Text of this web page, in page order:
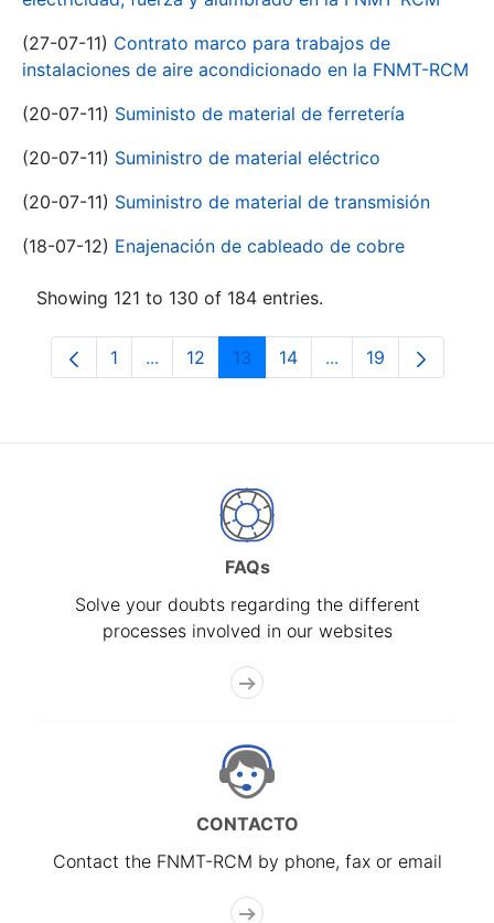
(27-07-11) Contrato marco para trabajos de
instalaciones de aire acondicionado en la FNMT-RCM
(20-07-11) Suministo de material de ferretería
(20-07-11) Suministro de material eléctrico
(20-07-11) Suministro de material de transmisión
(18-07-12) Enajenación de cableado de cobre
Showing 121 to 130 of 184 entries.
Page
1 ...Intermediate Pages Use TAB to navigate.
Page
12 Page
13 Page
14 ...Intermediate
Page
19
FAQs
Solve your doubts regarding the different
processes involved in our websites
CONTACTO
Contact the FNMT-RCM by phone, fax or email